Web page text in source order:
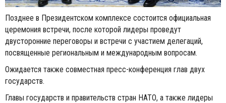
Позднее в Президентском комплексе состоится официальная
церемония встречи, после которой лидеры проведут
двусторонние переговоры и встречи с участием делегаций,
посвященные региональным и международным вопросам.
Ожидается также совместная пресс-конференция глав двух
государств.
Главы государств и правительств стран НАТО, а также лидеры